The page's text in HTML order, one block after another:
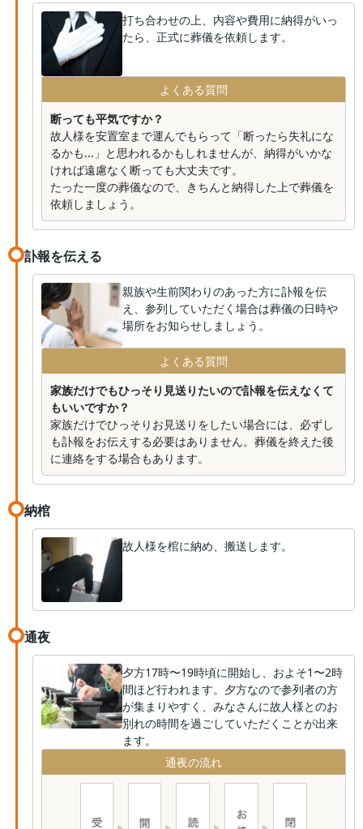
打ち合わせの上、内容や費用に納得がいっ
たら、正式に葬儀を依頼します。
よくある質問
断っても平気ですか？
故人様を安置室まで運んでもらって「断ったら失礼にな
るかも...」と思われるかもしれませんが、納得がいかな
ければ遠慮なく断っても大丈夫です。
たった一度の葬儀なので、きちんと納得した上で葬儀を
依頼しましょう。
訃報を伝える
親族や生前関わりのあった方に訃報を伝
え、参列していただく場合は葬儀の日時や
場所をお知らせしましょう。
よくある質問
家族だけでもひっそり見送りたいので訃報を伝えなくて
もいいですか？
家族だけでひっそりお見送りをしたい場合には、必ずし
も訃報をお伝えする必要はありません。葬儀を終えた後
に連絡をする場合もあります。
納棺
故人様を棺に納め、搬送します。
通夜
夕方17時〜19時頃に開始し、およそ1〜2時
間ほど行われます。夕方なので参列者の方
が集まりやすく、みなさんに故人様とのお
別れの時間を過ごしていただくことが出来
ます。
通夜の流れ